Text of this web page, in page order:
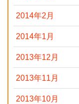
2014年2月
2014年1月
2013年12月
2013年11月
2013年10月